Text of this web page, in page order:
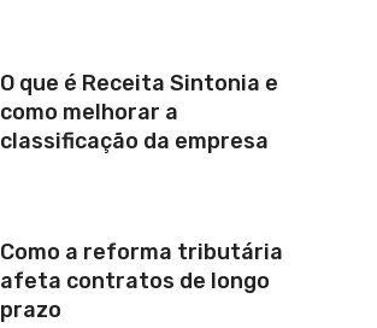
O que é Receita Sintonia e
como melhorar a
classificação da empresa
Como a reforma tributária
afeta contratos de longo
prazo